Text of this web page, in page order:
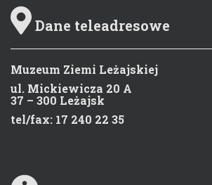
Dane teleadresowe
Muzeum Ziemi Leżajskiej
ul. Mickiewicza 20 A
37 – 300 Leżajsk
tel/fax: 17 240 22 35